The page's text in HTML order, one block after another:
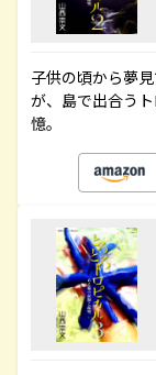
子供の頃から夢
が、島で出合う
憶。